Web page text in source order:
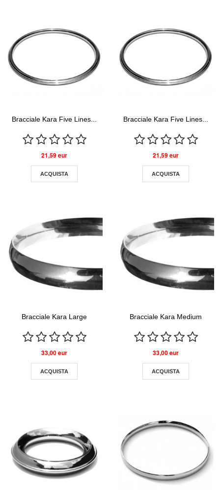
Bracciale Kara Five Lines...
21,59 eur
ACQUISTA
Bracciale Kara Five Lines...
21,59 eur
ACQUISTA
Bracciale Kara Large
33,00 eur
ACQUISTA
Bracciale Kara Medium
33,00 eur
ACQUISTA